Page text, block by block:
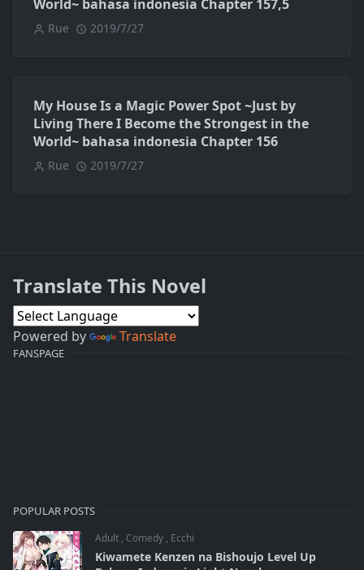
World~ bahasa indonesia Chapter 157,5
Rue 2019/7/27
My House Is a Magic Power Spot ~Just by
Living There I Become the Strongest in the
World~ bahasa indonesia Chapter 156
Rue 2019/7/27
Translate This Novel
Powered by Translate
FANSPAGE
POPULAR POSTS
Adult , Comedy , Ecchi
Kiwamete Kenzen na Bishoujo Level Up